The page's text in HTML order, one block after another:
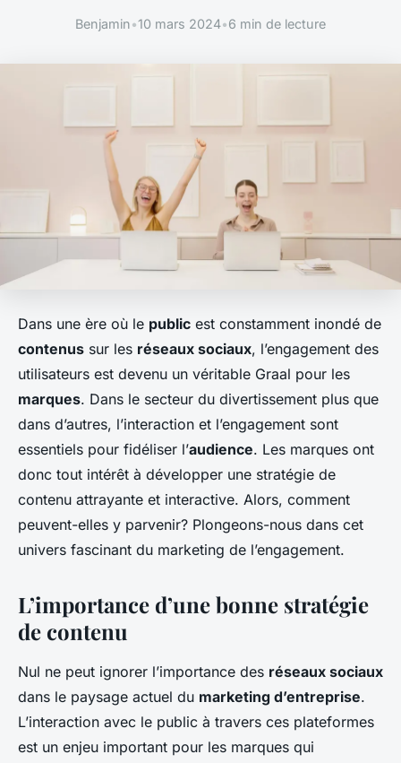
Benjamin•10 mars 2024•6 min de lecture
Dans une ère où le public est constamment inondé de
contenus sur les réseaux sociaux, l’engagement des
utilisateurs est devenu un véritable Graal pour les
marques. Dans le secteur du divertissement plus que
dans d’autres, l’interaction et l’engagement sont
essentiels pour fidéliser l’audience. Les marques ont
donc tout intérêt à développer une stratégie de
contenu attrayante et interactive. Alors, comment
peuvent-elles y parvenir? Plongeons-nous dans cet
univers fascinant du marketing de l’engagement.
L’importance d’une bonne stratégie
de contenu
Nul ne peut ignorer l’importance des réseaux sociaux
dans le paysage actuel du marketing d’entreprise.
L’interaction avec le public à travers ces plateformes
est un enjeu important pour les marques qui